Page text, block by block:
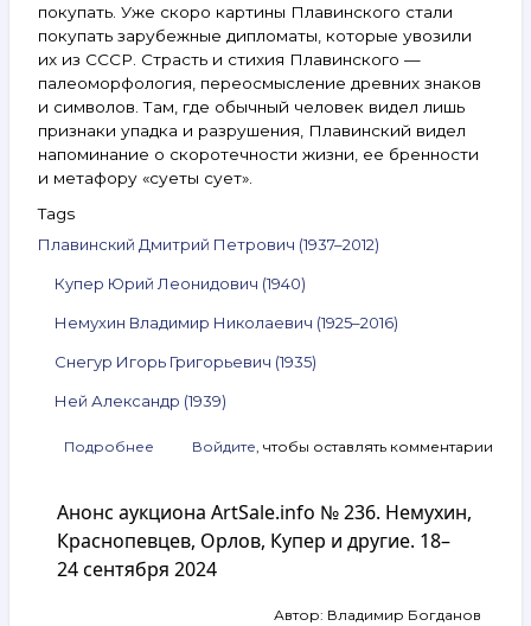
покупать. Уже скоро картины Плавинского стали
покупать зарубежные дипломаты, которые увозили
их из СССР. Страсть и стихия Плавинского —
палеоморфология, переосмысление древних знаков
и символов. Там, где обычный человек видел лишь
признаки упадка и разрушения, Плавинский видел
напоминание о скоротечности жизни, ее бренности
и метафору «суеты сует».
Tags
Плавинский Дмитрий Петрович (1937–2012)
Купер Юрий Леонидович (1940)
Немухин Владимир Николаевич (1925–2016)
Снегур Игорь Григорьевич (1935)
Ней Александр (1939)
Подробнее
ArtSale.info
Плавинский,
Купер,
Войдите , чтобы оставлять комментарии
Анонс аукциона ArtSale.info № 236. Немухин,
Краснопевцев, Орлов, Купер и другие. 18–
24 сентября 2024
Автор: Владимир Богданов